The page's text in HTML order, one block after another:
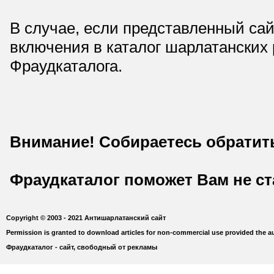
В случае, если представленный
включения в каталог
Фраудкаталога.
Внимание! Собираетесь
Фраудкаталог поможет Вам не
Copyright © 2003 - 2021 Антишарлатанский сайт
Permission is granted to download articles for non-commercial use provided the
Фраудкаталог - сайт, свободный от рекламы